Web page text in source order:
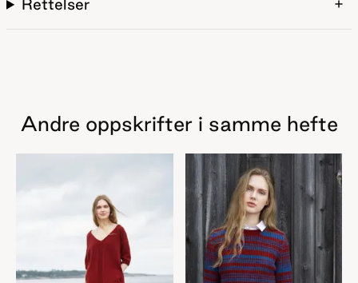
Rettelser
Andre oppskrifter i samme hefte